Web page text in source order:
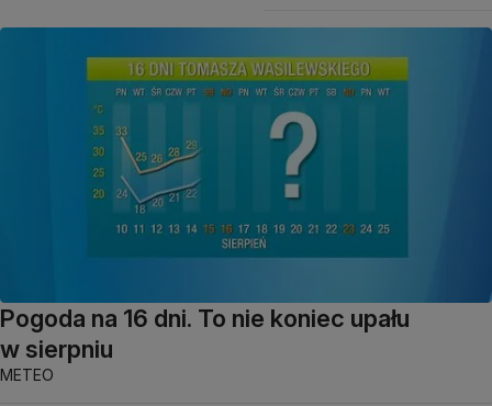
Pogoda na 16 dni. To nie koniec upału
w sierpniu
METEO